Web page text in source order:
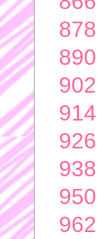
878
890
902
914
926
938
950
962